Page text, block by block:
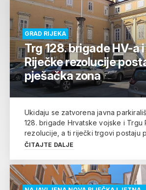
GRAD RIJEKA
Trg 128. brigade HV-a
Riječke rezolucije
pješačka zona
Ukidaju se zatvorena javna
128. brigade Hrvatske vojske i Trgu
rezolucije, a ti riječki trgovi postaju
ČITAJTE DALJE